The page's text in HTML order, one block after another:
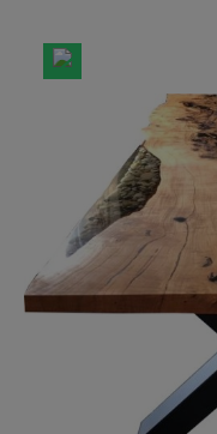
Natursteine sind
Epoxidharz
Look verleiht der
einzigartigen
Tischbeine sind
bieten einen
massive
warmes
dem Staunen
Gastronomie
Farben erhältlich.